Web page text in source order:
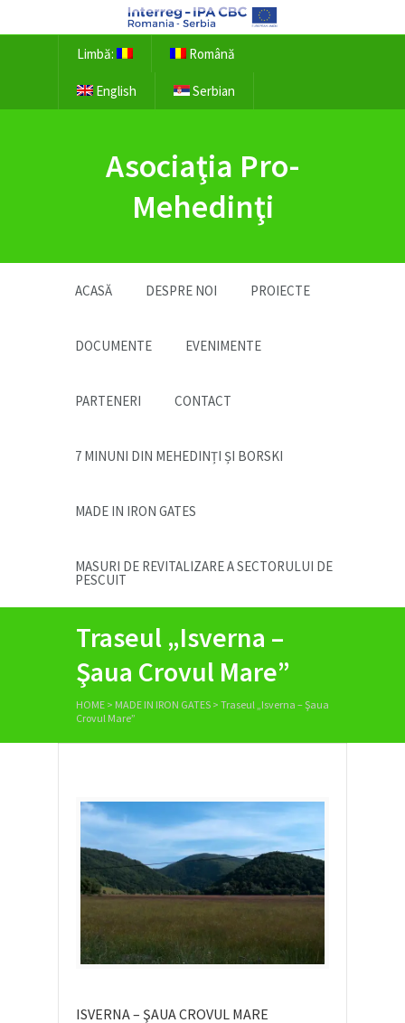
Limbă: Română
English Serbian
Asociaţia Pro-
Mehedinţi
ACASĂ DESPRE NOI PROIECTE
DOCUMENTE EVENIMENTE
PARTENERI CONTACT
7 MINUNI DIN MEHEDINȚI ȘI BORSKI
MADE IN IRON GATES
MASURI DE REVITALIZARE A SECTORULUI DE
PESCUIT
Traseul „Isverna –
Şaua Crovul Mare”
HOME > MADE IN IRON GATES > Traseul „Isverna – Şaua
Crovul Mare”
ISVERNA – ŞAUA CROVUL MARE